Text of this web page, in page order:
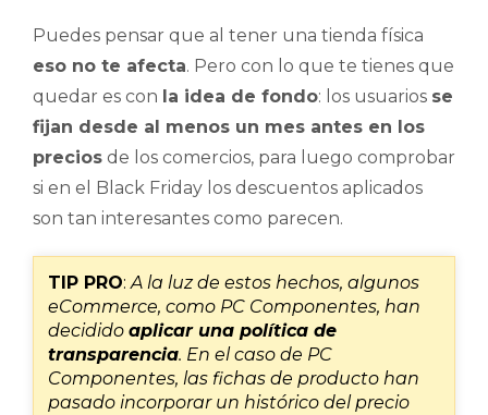
Puedes pensar que al tener una tienda física
eso no te afecta. Pero con lo que te tienes que
quedar es con la idea de fondo: los usuarios se
fijan desde al menos un mes antes en los
precios de los comercios, para luego comprobar
si en el Black Friday los descuentos aplicados
son tan interesantes como parecen.
TIP PRO:A la luz de estos hechos, algunos
eCommerce, como PC Componentes, han
decidido aplicar una política de
transparencia. En el caso de PC
Componentes, las fichas de producto han
pasado incorporar un histórico del precio